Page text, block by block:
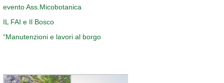
evento Ass.Micobotanica
IL FAI e Il Bosco
“Manutenzioni e lavori al borgo